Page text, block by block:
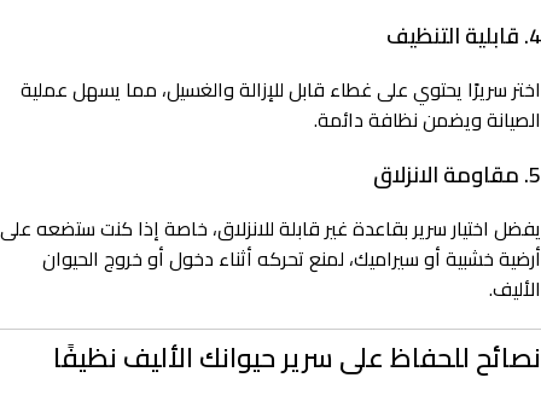
4. قابلية التنظيف
اختر سريرًا يحتوي على غطاء قابل للإزالة والغسيل، مما يسهل عملية
الصيانة ويضمن نظافة دائمة.
5. مقاومة الانزلاق
يفضل اختيار سرير بقاعدة غير قابلة للانزلاق، خاصة إذا كنت ستضعه على
أرضية خشبية أو سيراميك، لمنع تحركه أثناء دخول أو خروج الحيوان
الأليف.
نصائح للحفاظ على سرير حيوانك الأليف نظيفًا